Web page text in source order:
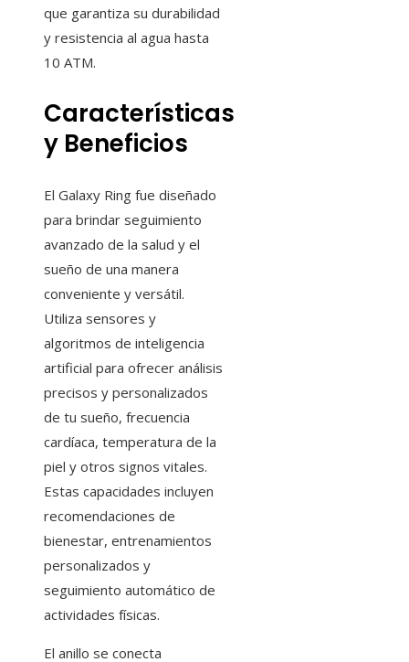
que garantiza su durabilidad
y resistencia al agua hasta
10 ATM.
Características
y Beneficios
El Galaxy Ring fue diseñado
para brindar seguimiento
avanzado de la salud y el
sueño de una manera
conveniente y versátil.
Utiliza sensores y
algoritmos de inteligencia
artificial para ofrecer análisis
precisos y personalizados
de tu sueño, frecuencia
cardíaca, temperatura de la
piel y otros signos vitales.
Estas capacidades incluyen
recomendaciones de
bienestar, entrenamientos
personalizados y
seguimiento automático de
actividades físicas.
El anillo se conecta